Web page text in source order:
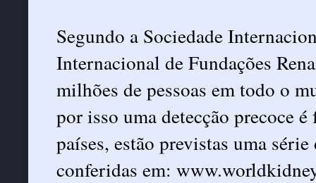
Segundo a Sociedade
Internacional de Fundações
milhões de pessoas em todo o
por isso uma detecção precoce
países, estão previstas uma
conferidas em: